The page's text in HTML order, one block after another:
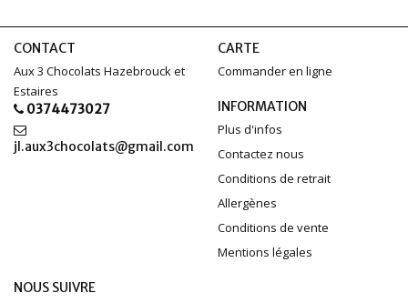
CONTACT
Aux 3 Chocolats Hazebrouck et
Estaires
0374473027
jl.aux3chocolats@gmail.com
CARTE
Commander en ligne
INFORMATION
Plus d'infos
Contactez nous
Conditions de retrait
Allergènes
Conditions de vente
Mentions légales
NOUS SUIVRE